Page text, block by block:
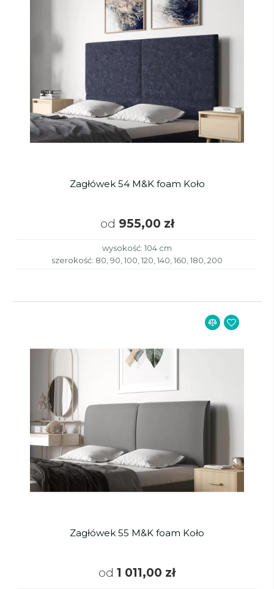
Zagłówek 54 M&K foam Koło
od 955,00 zł
wysokość: 104 cm
szerokość: 80, 90, 100, 120, 140, 160, 180, 200
Zagłówek 55 M&K foam Koło
od 1 011,00 zł